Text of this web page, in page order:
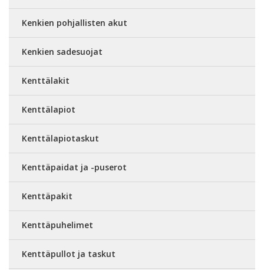
Kenkien pohjallisten akut
Kenkien sadesuojat
Kenttälakit
Kenttälapiot
Kenttälapiotaskut
Kenttäpaidat ja -puserot
Kenttäpakit
Kenttäpuhelimet
Kenttäpullot ja taskut